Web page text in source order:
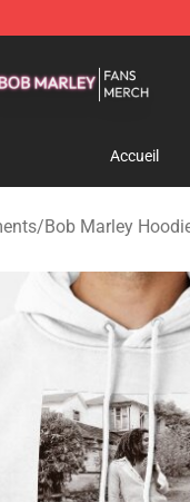
Accueil
/Bob Marley